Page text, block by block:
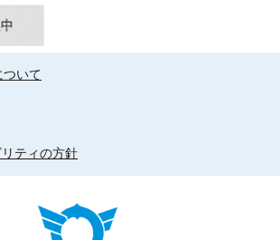
ついて
ティの方針